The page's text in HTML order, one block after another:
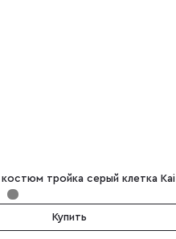
тройка серый клетка Kai
Купить